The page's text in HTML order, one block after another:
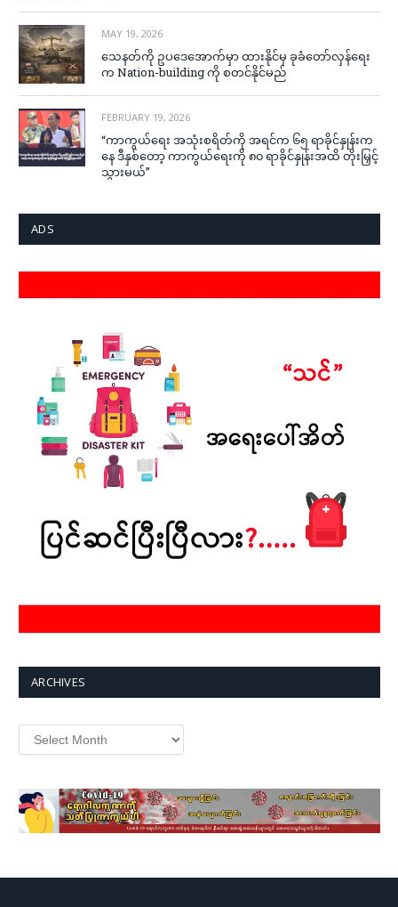
MAY 19, 2026
သေနတ်ကို ဥပဒေအောက်မှာ ထားနိုင်မှ ခုခံတော်လှန်ရေး
က Nation-building ကို စတင်နိုင်မည်
FEBRUARY 19, 2026
“ကာကွယ်ရေး အသုံးစရိတ်ကို အရင်က ၆၅ ရာခိုင်နှုန်းက
နေ ဒီနှစ်တော့ ကာကွယ်ရေးကို ၈၀ ရာခိုင်နှုန်းအထိ တိုးမြှင့်
သွားမယ်”
ADS
ARCHIVES
Archives